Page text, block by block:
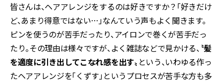
皆さんは、ヘアアレンジをするのは好きですか？「好きだけ
ど、あまり得意ではない…」なんていう声もよく聞きます。
ピンを使うのが苦手だったり、アイロンで巻くが苦手だっ
たり。その理由は様々ですが、よく雑誌などで見かける、〝髪
を適度に引き出してこなれ感を出す〟 という、いわゆる作っ
たヘアアレンジを「くずす」というプロセスが苦手な方も多